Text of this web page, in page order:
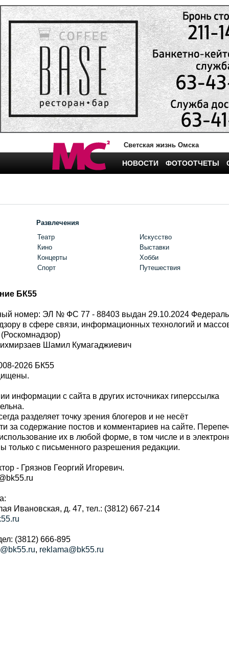
Светская жизнь Омска
НОВОСТИ ФОТООТЧЕТЫ
Развлечения
Театр
Кино
Концерты
Спорт
Искусство
Выставки
Хобби
Путешествия
БК55
номер: ЭЛ № ФС 77 - 88403 выдан 29.10.2024
в сфере связи, информационных технологий и
Шамил Кумагаджиевич
2026 БК55
информации с сайта в других источниках гиперссылка
разделяет точку зрения блогеров и не несёт
за содержание постов и комментариев на сайте.
их в любой форме, в том числе и в
с письменного разрешения редакции.
- Грязнов Георгий Игоревич.
Ивановская, д. 47, тел.: (3812) 667-214
(3812) 666-895
, reklama@bk55.ru